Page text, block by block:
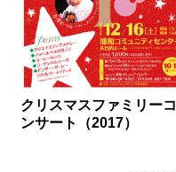
クリスマスファミリーコ
ンサート（2017）